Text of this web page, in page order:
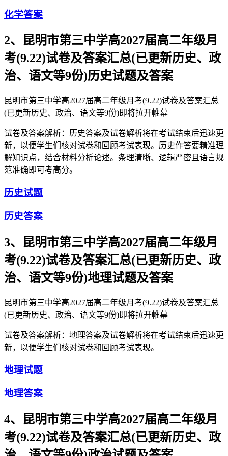
化学答案
2、昆明市第三中学高2027届高二年级月
考(9.22)试卷及答案汇总(已更新历史、政
治、语文等9份)历史试题及答案
昆明市第三中学高2027届高二年级月考(9.22)试卷及答案汇总
(已更新历史、政治、语文等9份)即将拉开帷幕
试卷及答案解析：历史答案及试卷解析将在考试结束后迅速更
新，以便学生们核对试卷和回顾考试表现。历史作答要精准理
解知识点，结合材料分析论述。条理清晰、逻辑严密且语言规
范准确即可考高分。
历史试题
历史答案
3、昆明市第三中学高2027届高二年级月
考(9.22)试卷及答案汇总(已更新历史、政
治、语文等9份)地理试题及答案
昆明市第三中学高2027届高二年级月考(9.22)试卷及答案汇总
(已更新历史、政治、语文等9份)即将拉开帷幕
试卷及答案解析：地理答案及试卷解析将在考试结束后迅速更
新，以便学生们核对试卷和回顾考试表现。
地理试题
地理答案
4、昆明市第三中学高2027届高二年级月
考(9.22)试卷及答案汇总(已更新历史、政